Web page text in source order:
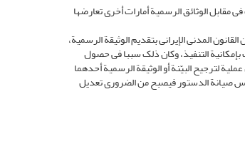
مقابل الوثائق الرسمیة أمارات أخرى تعارضها
السؤال التالی: أیّهما یقدم فی المحاکمة؛ الوثیقة الرسمیة أم البیّنة؟ وقد ورد تصریح واضح فی المادة 1309 من القانون المدنی الإیرانی بتقدیم الوثیقة الرسمیة،
التنفیذ، وکان ذلک سببا فی حصول
لترجیح البیّنة أو الوثیقة الرسمیة أحدهما
للمبانی الفقهیة ولرأی مجلس صیانة الدستور فیصبح من الضروری تعدیل